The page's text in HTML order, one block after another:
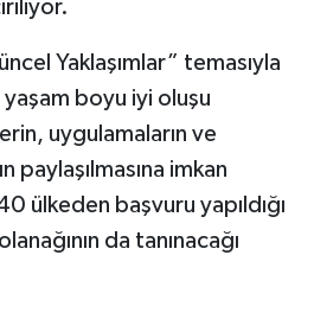
Yaklaşımlar” temasıyla
boyu iyi oluşu
uygulamaların ve
paylaşılmasına imkan
ülkeden başvuru yapıldığı
da tanınacağı